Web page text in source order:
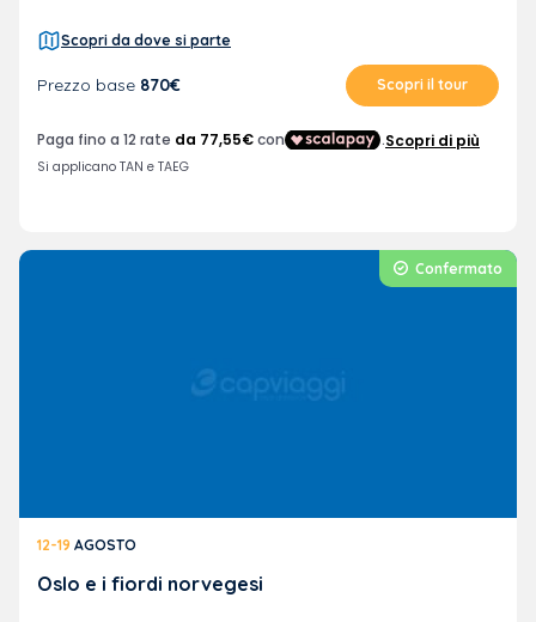
Scopri da dove si parte
Prezzo base 870€ Scopri il tour
Confermato
12-19 AGOSTO
Oslo e i fiordi norvegesi